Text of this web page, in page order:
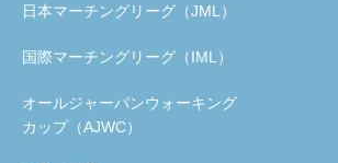
日本マーチングリーグ（JML）
国際マーチングリーグ（IML）
オールジャーパンウォーキング
カップ（AJWC）